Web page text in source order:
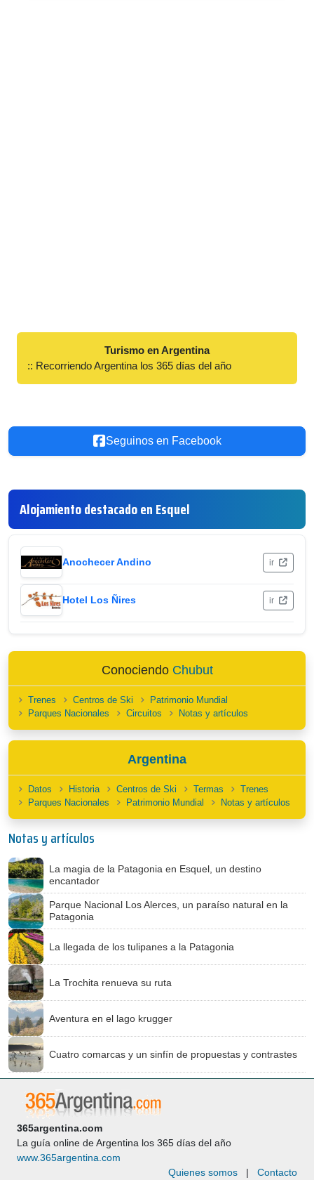
Turismo en Argentina
:: Recorriendo Argentina los 365 días del año
Seguinos en Facebook
Alojamiento destacado en Esquel
Anochecer Andino ir
Hotel Los Ñires ir
Conociendo Chubut
Trenes Centros de Ski
Patrimonio Mundial
Parques Nacionales
Circuitos Notas y artículos
Argentina
Datos Historia Centros de Ski Termas
Trenes
Parques Nacionales
Patrimonio Mundial Notas y artículos
Notas y artículos
La magia de la Patagonia en Esquel, un destino
encantador
Parque Nacional Los Alerces, un paraíso natural en la
Patagonia
La llegada de los tulipanes a la Patagonia
La Trochita renueva su ruta
Aventura en el lago krugger
Cuatro comarcas y un sinfín de propuestas y contrastes
365argentina.com
La guía online de Argentina los 365 días del año
www.365argentina.com
Quienes somos | Contacto